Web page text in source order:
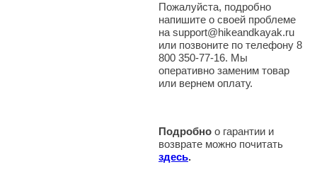
Пожалуйста, подробно
напишите о своей проблеме
на support@hikeandkayak.ru
или позвоните по телефону 8
800 350-77-16. Мы
оперативно заменим товар
или вернем оплату.
Подробно о гарантии и
возврате можно почитать
здесь.